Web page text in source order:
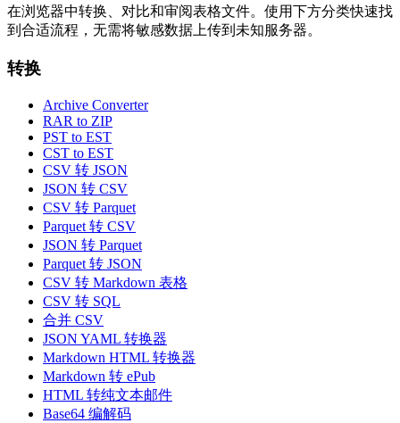
在浏览器中转换、对比和审阅表格文件。使用下方分类快速找
到合适流程，无需将敏感数据上传到未知服务器。
转换
Archive Converter
RAR to ZIP
PST to EST
CST to EST
CSV 转 JSON
JSON 转 CSV
CSV 转 Parquet
Parquet 转 CSV
JSON 转 Parquet
Parquet 转 JSON
CSV 转 Markdown 表格
CSV 转 SQL
合并 CSV
JSON YAML 转换器
Markdown HTML 转换器
Markdown 转 ePub
HTML 转纯文本邮件
Base64 编解码